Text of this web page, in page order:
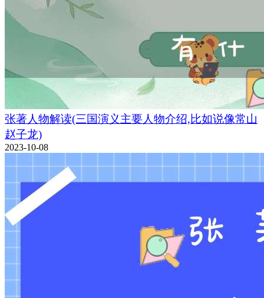
张著人物解读(三国演义主要人物介绍,比如说像常山
赵子龙)
2023-10-08